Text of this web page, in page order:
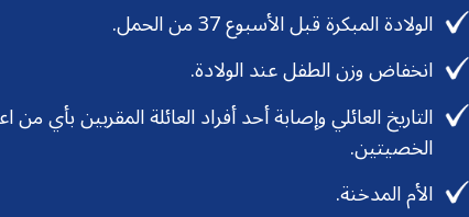
الولادة المبكرة قبل الأسبوع 37 من الحمل.
انخفاض وزن الطفل عند الولادة.
التاريخ العائلي وإصابة أحد أفراد العائلة المقربين بأي من
الخصيتين.
الأم المدخنة.